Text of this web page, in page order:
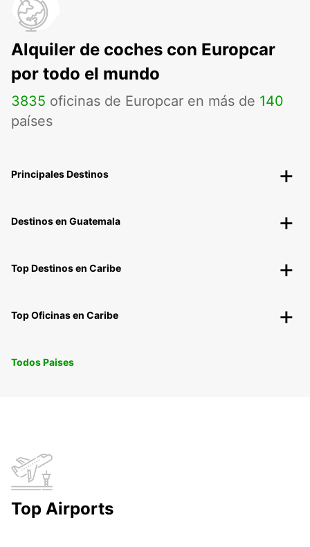
Alquiler de coches con Europcar
por todo el mundo
3835 oficinas de Europcar en más de 140
países
Principales Destinos
Destinos en Guatemala
Top Destinos en Caribe
Top Oficinas en Caribe
Todos Paises
Top Airports